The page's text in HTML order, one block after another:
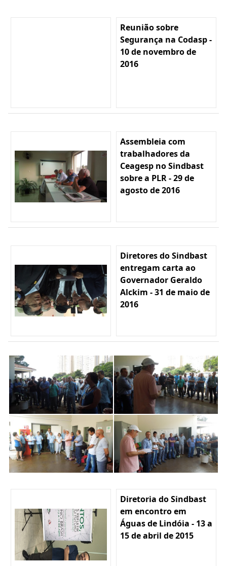
Reunião sobre
Segurança na Codasp -
10 de novembro de
2016
Assembleia com
trabalhadores da
Ceagesp no Sindbast
sobre a PLR - 29 de
agosto de 2016
Diretores do Sindbast
entregam carta ao
Governador Geraldo
Alckim - 31 de maio de
2016
Diretoria do Sindbast
em encontro em
Águas de Lindóia - 13 a
15 de abril de 2015